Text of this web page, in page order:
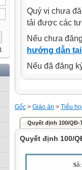
Quý vị chưa
tải được các
Nếu chưa
hướng dẫn
Nếu đã đăng
Gốc > Giáo án > Tiểu
Quyết định 100/
Quyết định 100/